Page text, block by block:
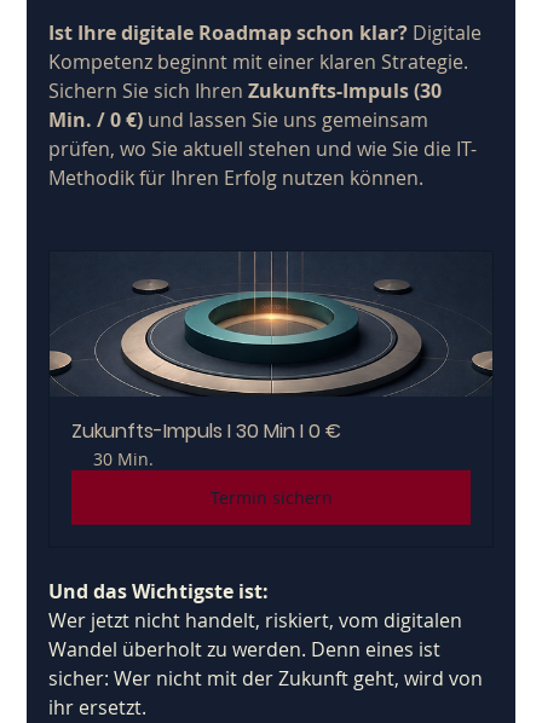
Ist Ihre digitale Roadmap schon klar? Digitale
Kompetenz beginnt mit einer klaren Strategie.
Sichern Sie sich Ihren Zukunfts-Impuls (30
Min. / 0 €) und lassen Sie uns gemeinsam
prüfen, wo Sie aktuell stehen und wie Sie die IT-
Methodik für Ihren Erfolg nutzen können.
Zukunfts-Impuls I 30 Min I 0 €
30 Min.
Termin sichern
Und das Wichtigste ist:
Wer jetzt nicht handelt, riskiert, vom digitalen
Wandel überholt zu werden. Denn eines ist
sicher: Wer nicht mit der Zukunft geht, wird von
ihr ersetzt.